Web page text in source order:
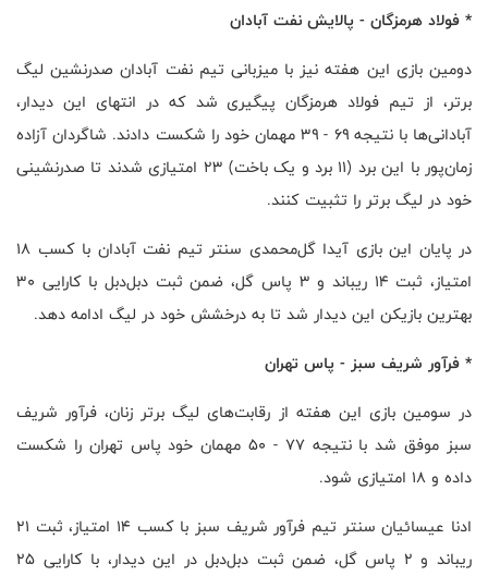
* فولاد هرمزگان - پالایش نفت آبادان
دومین بازی این هفته نیز با میزبانی تیم نفت آبادان صدرنشین لیگ
برتر، از تیم فولاد هرمزگان پیگیری شد که در انتهای این دیدار،
آبادانی‌ها با نتیجه ۶۹ - ۳۹ مهمان خود را شکست دادند. شاگردان آزاده
زمان‌پور با این برد (۱۱ برد و یک باخت) ۲۳ امتیازی شدند تا صدرنشینی
خود در لیگ برتر را تثبیت کنند.
در پایان این بازی آیدا گل‌محمدی سنتر تیم نفت آبادان با کسب ۱۸
امتیاز، ثبت ۱۴ ریباند و ۳ پاس گل، ضمن ثبت دبل‌دبل با کارایی ۳۰
بهترین بازیکن این دیدار شد تا به درخشش خود در لیگ ادامه دهد.
* فرآور شریف سبز - پاس تهران
در سومین بازی این هفته از رقابت‌های لیگ برتر زنان، فرآور شریف
سبز موفق شد با نتیجه ۷۷ - ۵۰ مهمان خود پاس تهران را شکست
داده و ۱۸ امتیازی شود.
ادنا عیسائیان سنتر تیم فرآور شریف سبز با کسب ۱۴ امتیاز، ثبت ۲۱
ریباند و ۲ پاس گل، ضمن ثبت دبل‌دبل در این دیدار، با کارایی ۲۵